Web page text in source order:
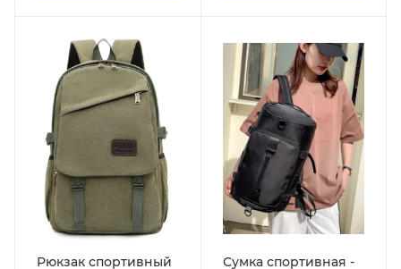
Рюкзак спортивный
Сумка спортивная -